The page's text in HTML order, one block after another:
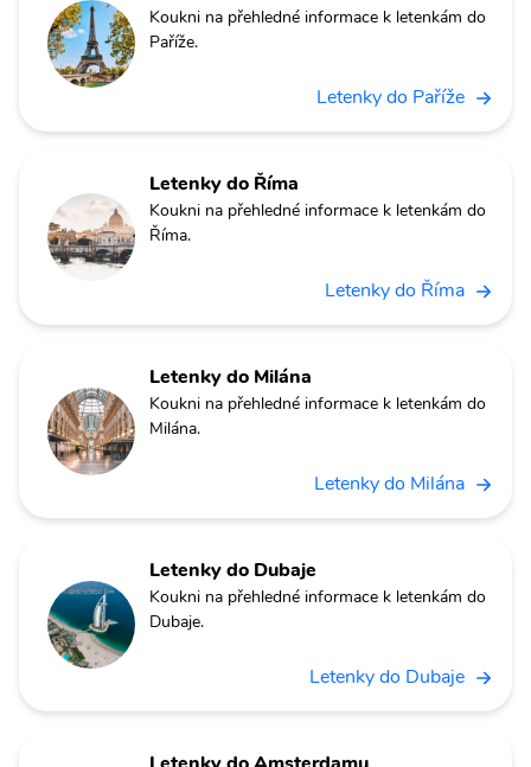
Koukni na přehledné informace k letenkám do
Paříže.
Letenky do Paříže
Letenky do Říma
Koukni na přehledné informace k letenkám do
Říma.
Letenky do Říma
Letenky do Milána
Koukni na přehledné informace k letenkám do
Milána.
Letenky do Milána
Letenky do Dubaje
Koukni na přehledné informace k letenkám do
Dubaje.
Letenky do Dubaje